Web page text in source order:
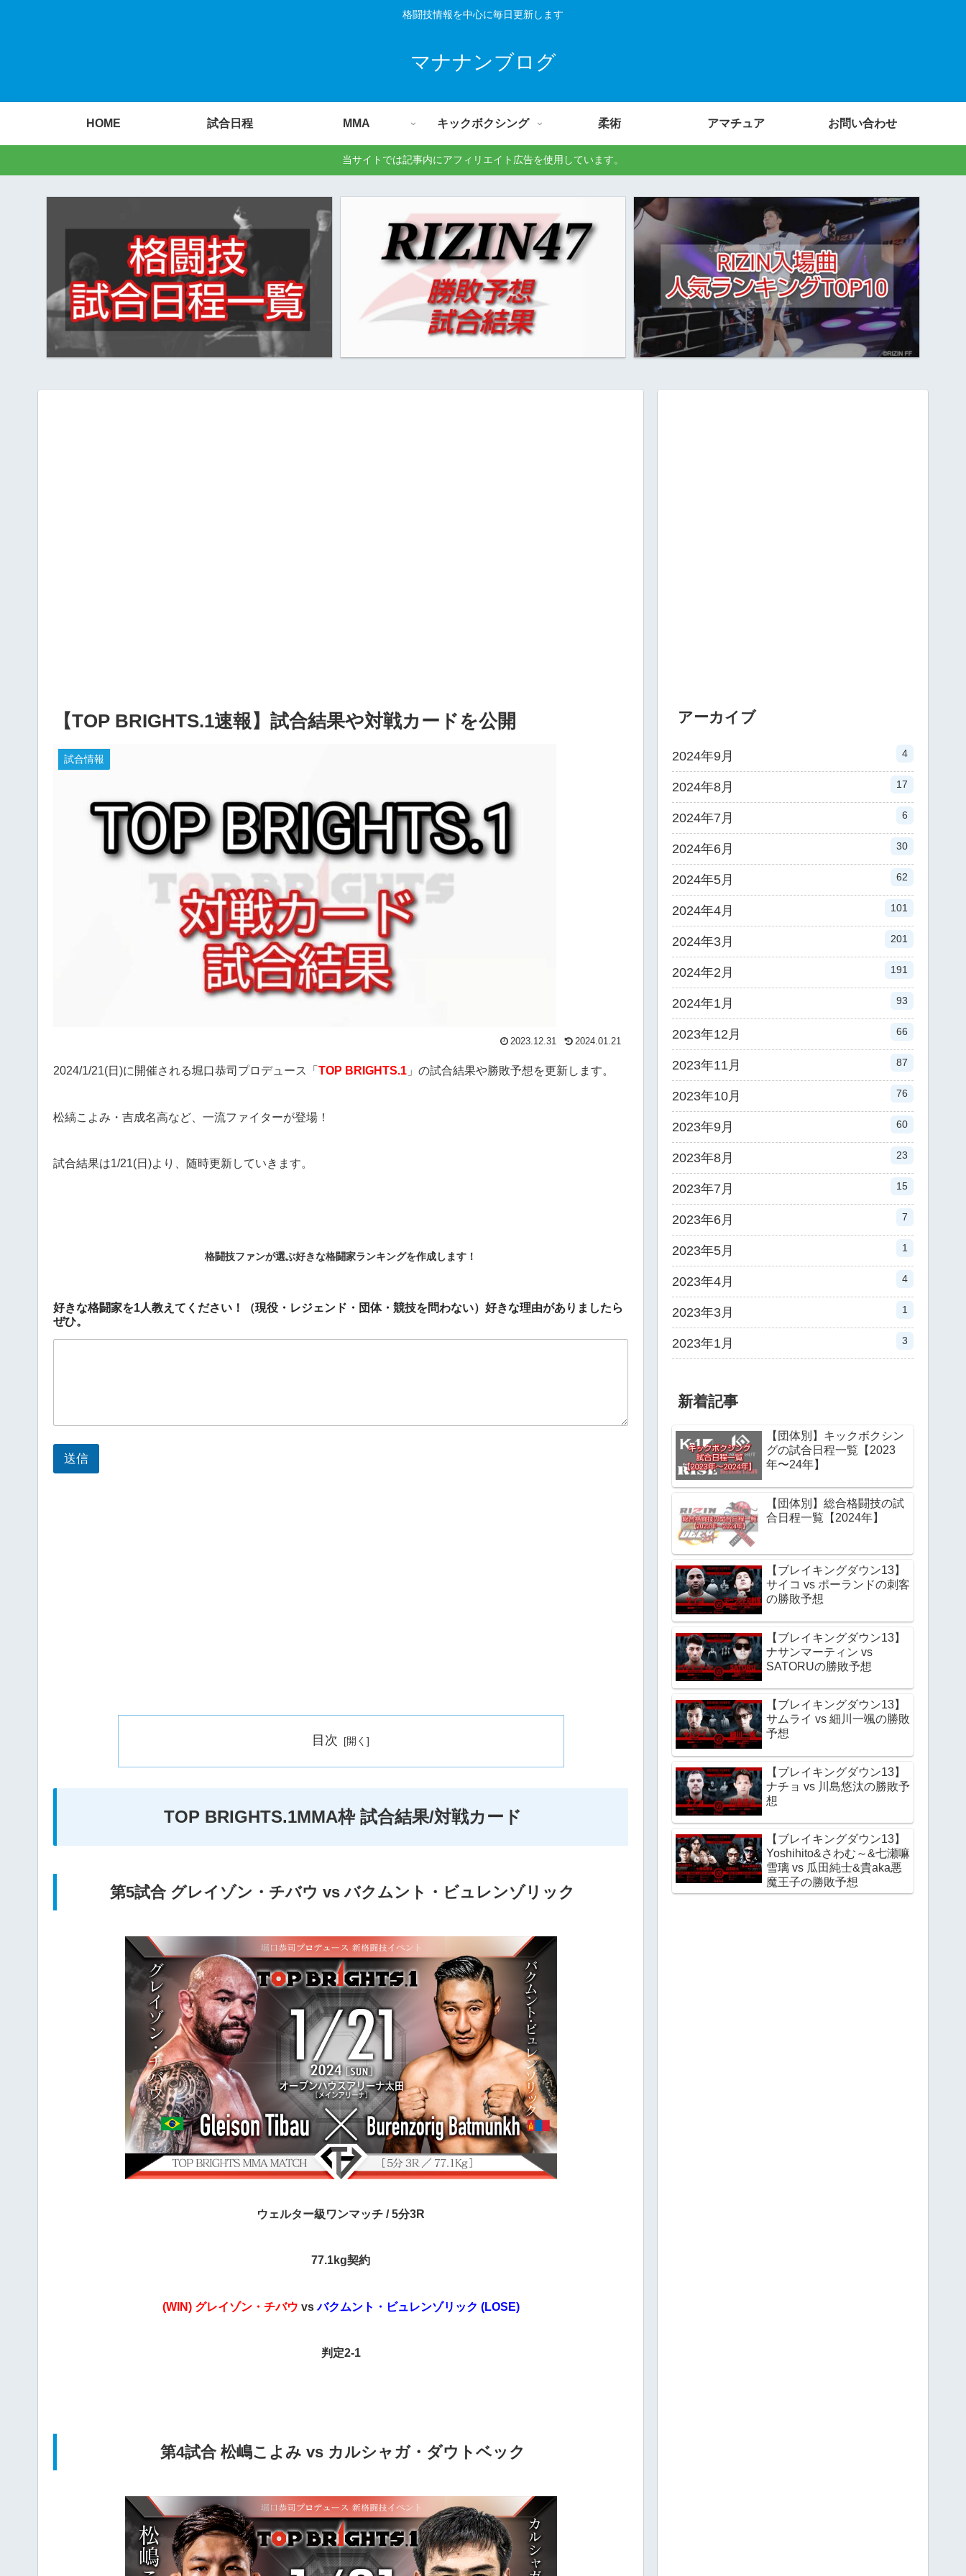
格闘技情報を中心に毎日更新します
マナナンブログ
HOME 試合日程 MMA キックボクシング 柔術 アマチュア お問い合わせ
当サイトでは記事内にアフィリエイト広告を使用しています。
【TOP BRIGHTS.1速報】試合結果や対戦カードを公開
試合情報
2023.12.31 2024.01.21
2024/1/21(日)に開催される堀口恭司プロデュース「 TOP BRIGHTS.1 」の試合結果や勝敗予想を更新します。
松縞こよみ・吉成名高など、一流ファイターが登場！
試合結果は1/21(日)より、随時更新していきます。
格闘技ファンが選ぶ好きな格闘家ランキングを作成します！
好きな格闘家を1人教えてください！（現役・レジェンド・団体・競技を問わない）好きな理由がありましたら
ぜひ。
送信
目次
TOP BRIGHTS.1MMA枠 試合結果/対戦カード
第5試合 グレイゾン・チバウ vs バクムント・ビュレンゾリック
ウェルター級ワンマッチ / 5分3R
77.1kg契約
(WIN) グレイゾン・チバウ vsバクムント・ビュレンゾリック (LOSE)
判定2-1
第4試合 松嶋こよみ vs カルシャガ・ダウトベック
アーカイブ
2024年9月 4
2024年8月 17
2024年7月 6
2024年6月 30
2024年5月 62
2024年4月 101
2024年3月 201
2024年2月 191
2024年1月 93
2023年12月 66
2023年11月 87
2023年10月 76
2023年9月 60
2023年8月 23
2023年7月 15
2023年6月 7
2023年5月 1
2023年4月 4
2023年3月 1
2023年1月 3
新着記事
【団体別】キックボクシン
グの試合日程一覧【2023
年〜24年】
【団体別】総合格闘技の試
合日程一覧【2024年】
【ブレイキングダウン13】
サイコ vs ポーランドの刺客
の勝敗予想
【ブレイキングダウン13】
ナサンマーティン vs
SATORUの勝敗予想
【ブレイキングダウン13】
サムライ vs 細川一颯の勝敗
予想
【ブレイキングダウン13】
ナチョ vs 川島悠汰の勝敗予
想
【ブレイキングダウン13】
Yoshihito&さわむ～&七瀬嘛
雪璃 vs 瓜田純士&貴aka悪
魔王子の勝敗予想